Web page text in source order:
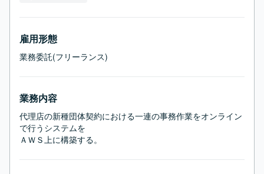
雇用形態
業務委託(フリーランス)
業務内容
代理店の新種団体契約における一連の事務作業をオンライン
で行うシステムを
ＡＷＳ上に構築する。